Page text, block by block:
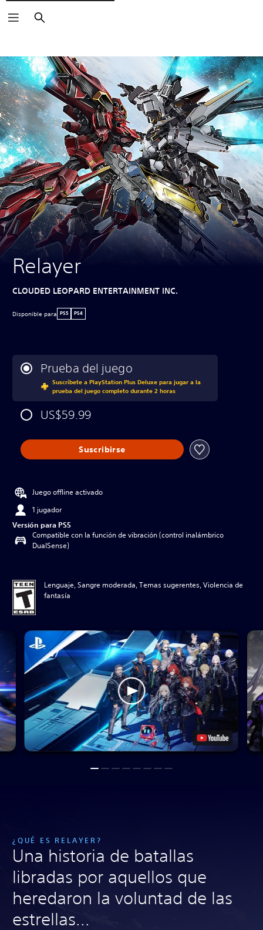
Buscar
Relayer
CLOUDED LEOPARD ENTERTAINMENT INC.
Disponible para PS5 PS4
Prueba del juego
Suscríbete a PlayStation Plus Deluxe para jugar a la
prueba del juego completo durante 2 horas
US$59.99
Suscribirse
Juego offline activado
1 jugador
Versión para PS5
Compatible con la función de vibración (control inalámbrico
DualSense)
Lenguaje, Sangre moderada, Temas sugerentes, Violencia de
fantasía
¿QUÉ ES RELAYER?
Una historia de batallas
libradas por aquellos que
heredaron la voluntad de las
estrellas...